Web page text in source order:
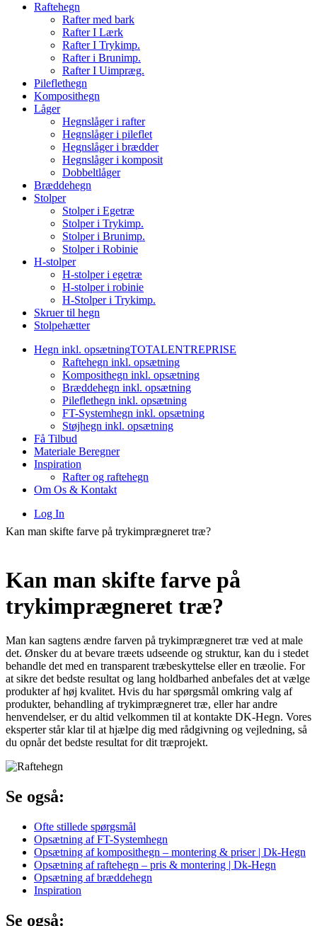
Raftehegn
Rafter med bark
Rafter I Lærk
Rafter I Trykimp.
Rafter i Brunimp.
Rafter I Uimpræg.
Pileflethegn
Komposithegn
Låger
Hegnslåger i rafter
Hegnslåger i pileflet
Hegnslåger i brædder
Hegnslåger i komposit
Dobbeltlåger
Bræddehegn
Stolper
Stolper i Egetræ
Stolper i Trykimp.
Stolper i Brunimp.
Stolper i Robinie
H-stolper
H-stolper i egetræ
H-stolper i robinie
H-Stolper i Trykimp.
Skruer til hegn
Stolpehætter
Hegn inkl. opsætningTOTALENTREPRISE
Raftehegn inkl. opsætning
Komposithegn inkl. opsætning
Bræddehegn inkl. opsætning
Pileflethegn inkl. opsætning
FT-Systemhegn inkl. opsætning
Støjhegn inkl. opsætning
Få Tilbud
Materiale Beregner
Inspiration
Rafter og raftehegn
Om Os & Kontakt
Log In
Kan man skifte farve på trykimprægneret træ?
Kan man skifte farve på
trykimprægneret træ?
Man kan sagtens ændre farven på trykimprægneret træ ved at male
det. Ønsker du at bevare træets udseende og struktur, kan du i stedet
behandle det med en transparent træbeskyttelse eller en træolie. For
at sikre det bedste resultat og lang holdbarhed anbefales det at vælge
produkter af høj kvalitet. Hvis du har spørgsmål omkring valg af
produkter, behandling af trykimprægneret træ, eller har andre
henvendelser, er du altid velkommen til at kontakte DK-Hegn. Vores
eksperter står klar til at hjælpe dig med rådgivning og vejledning, så
du opnår det bedste resultat for dit træprojekt.
Se også:
Ofte stillede spørgsmål
Opsætning af FT-Systemhegn
Opsætning af komposithegn – montering & priser | Dk-Hegn
Opsætning af raftehegn – pris & montering | Dk-Hegn
Opsætning af bræddehegn
Inspiration
Se også: